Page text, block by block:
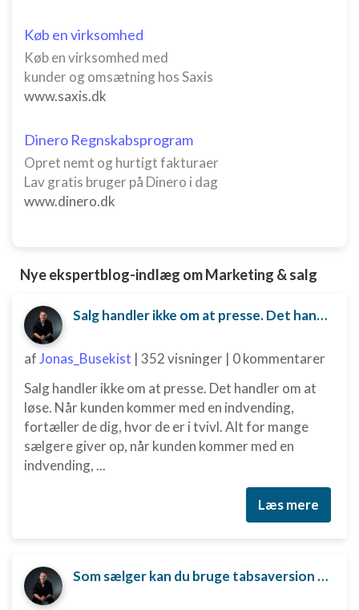
Køb en virksomhed
Køb en virksomhed med
kunder og omsætning hos Saxis
www.saxis.dk
Dinero Regnskabsprogram
Opret nemt og hurtigt fakturaer
Lav gratis bruger på Dinero i dag
www.dinero.dk
Nye ekspertblog-indlæg om Marketing & salg
Salg handler ikke om at presse. Det handler om at løse.
afJonas_Busekist | 352 visninger | 0 kommentarer
Salg handler ikke om at presse. Det handler om at
løse. Når kunden kommer med en indvending,
fortæller de dig, hvor de er i tvivl. Alt for mange
sælgere giver op, når kunden kommer med en
indvending, ...
Læs mere
Som sælger kan du bruge tabsaversion til at skubbe kunden mod en beslutning.